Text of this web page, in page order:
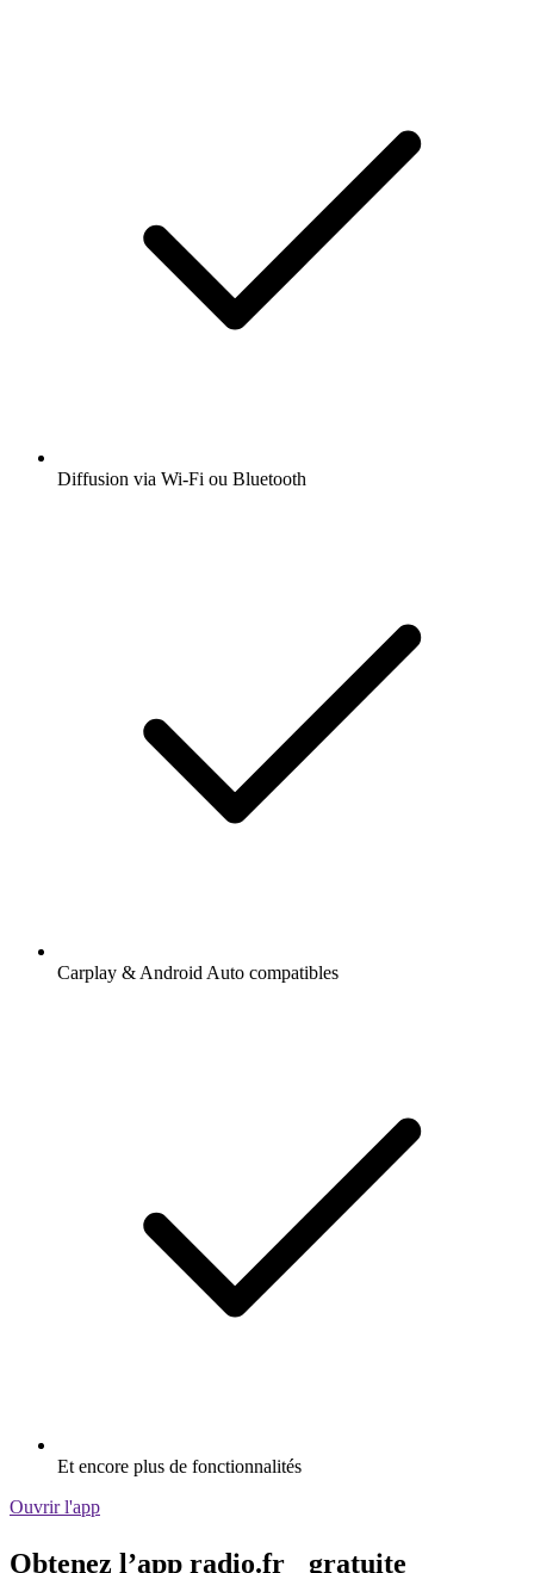
Diffusion via Wi-Fi ou Bluetooth
Carplay & Android Auto compatibles
Et encore plus de fonctionnalités
Ouvrir l'app
Obtenez l’app radio.fr gratuite